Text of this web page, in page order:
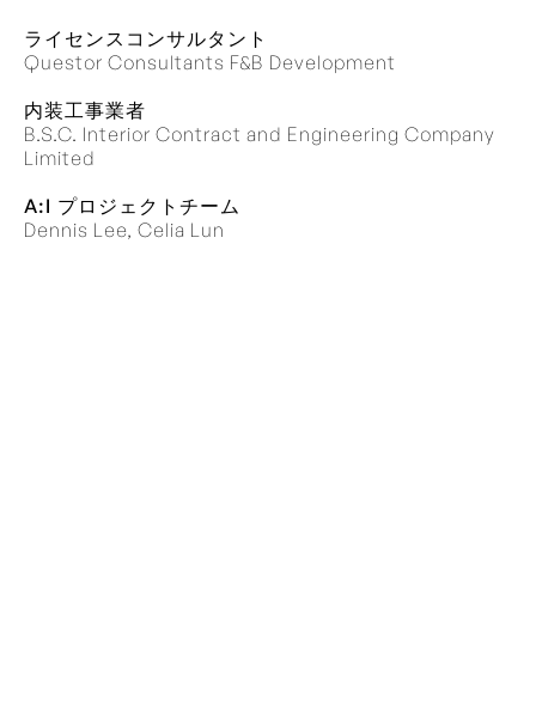
ライセンスコンサルタント
Questor Consultants F&B Development
内装工事業者
B.S.C. Interior Contract and Engineering Company
Limited
A:I プロジェクトチーム
Dennis Lee, Celia Lun